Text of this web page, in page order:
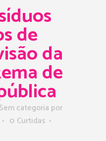
de
da
de
categoria por
0 Curtidas